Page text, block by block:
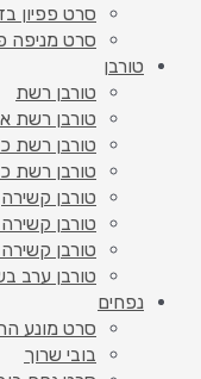
סרט פפיון
סרט מניפה
טורבן
טורבן רשת
טורבן רשת
טורבן רשת
טורבן רשת
טורבן קשירה
טורבן
טורבן
טורבן ערב
נפחים
סרט מונע
בובי שרוך